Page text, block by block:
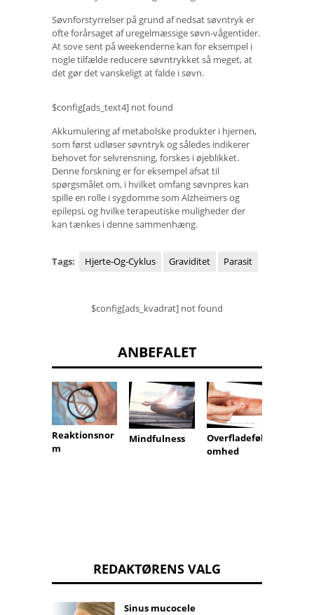
Søvnforstyrrelser på grund af nedsat søvntryk er
ofte forårsaget af uregelmæssige søvn-vågentider.
At sove sent på weekenderne kan for eksempel i
nogle tilfælde reducere søvntrykket så meget, at
det gør det vanskeligt at falde i søvn.
$config[ads_text4] not found
Akkumulering af metabolske produkter i hjernen,
som først udløser søvntryk og således indikerer
behovet for selvrensning, forskes i øjeblikket.
Denne forskning er for eksempel afsat til
spørgsmålet om, i hvilket omfang søvnpres kan
spille en rolle i sygdomme som Alzheimers og
epilepsi, og hvilke terapeutiske muligheder der
kan tænkes i denne sammenhæng.
Tags: Hjerte-Og-Cyklus Graviditet Parasit
$config[ads_kvadrat] not found
ANBEFALET
Reaktionsnor
m
Mindfulness
Overfladeføls
omhed
REDAKTØRENS VALG
Sinus mucocele